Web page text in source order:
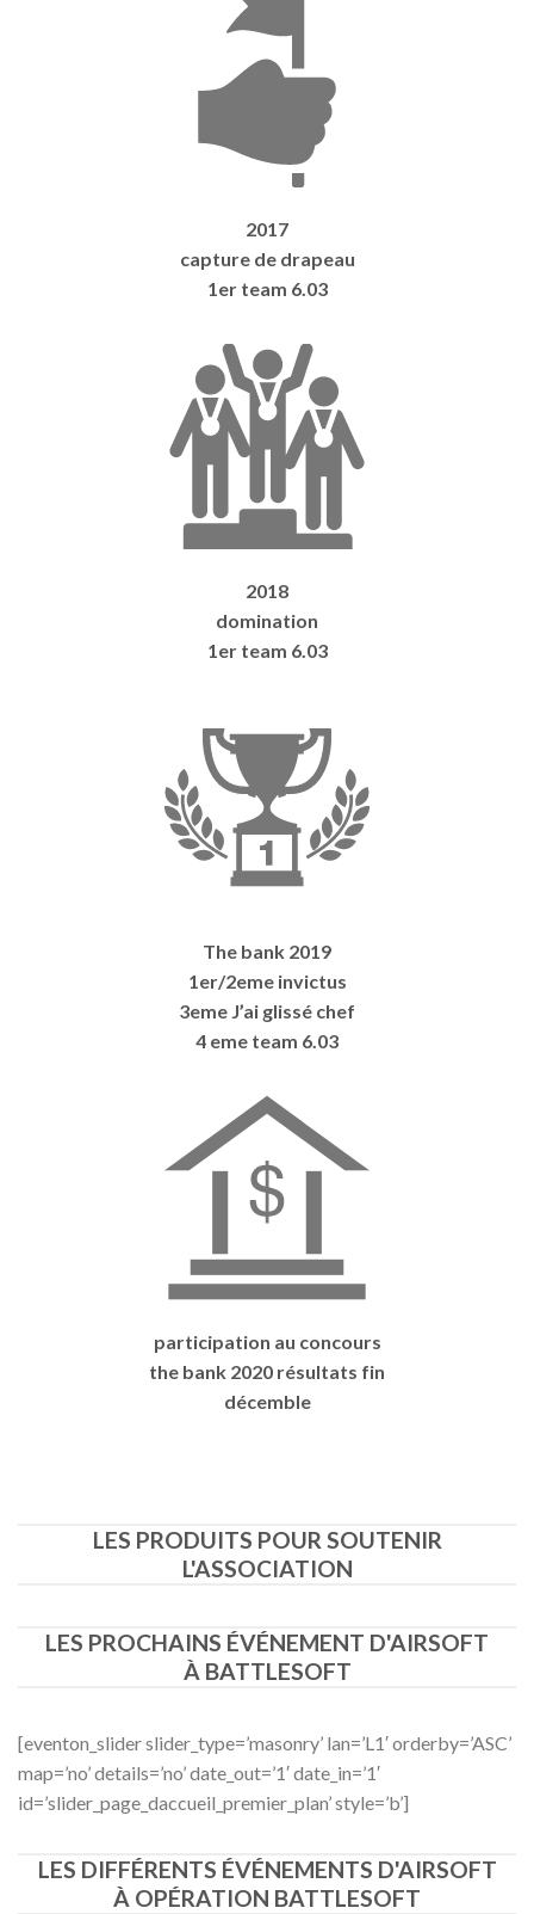
2017
capture de drapeau
1er team 6.03
2018
domination
1er team 6.03
The bank 2019
1er/2eme invictus
3eme J’ai glissé chef
4 eme team 6.03
participation au concours
the bank 2020 résultats fin
décemble
LES PRODUITS POUR SOUTENIR
L'ASSOCIATION
LES PROCHAINS ÉVÉNEMENT D'AIRSOFT
À BATTLESOFT
[eventon_slider slider_type=’masonry’ lan=’L1′ orderby=’ASC’
map=’no’ details=’no’ date_out=’1′ date_in=’1′
id=’slider_page_daccueil_premier_plan’ style=’b’]
LES DIFFÉRENTS ÉVÉNEMENTS D'AIRSOFT
À OPÉRATION BATTLESOFT